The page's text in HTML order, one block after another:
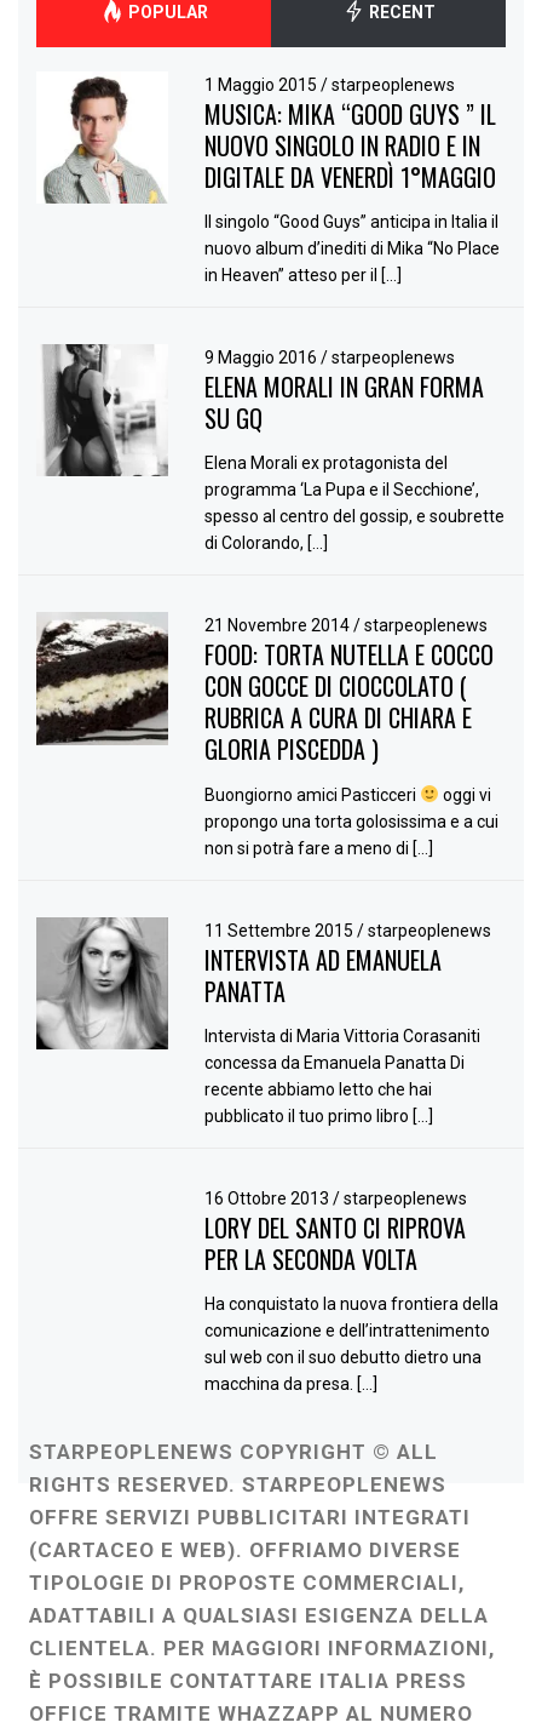
POPULAR RECENT
1 Maggio 2015/ starpeoplenews
MUSICA: MIKA “GOOD GUYS ” IL
NUOVO SINGOLO IN RADIO E IN
DIGITALE DA VENERDÌ 1°MAGGIO
Il singolo “Good Guys” anticipa in Italia il
nuovo album d’inediti di Mika “No Place
in Heaven” atteso per il […]
9 Maggio 2016/ starpeoplenews
ELENA MORALI IN GRAN FORMA
SU GQ
Elena Morali ex protagonista del
programma ‘La Pupa e il Secchione’,
spesso al centro del gossip, e soubrette
di Colorando, […]
21 Novembre 2014/ starpeoplenews
FOOD: TORTA NUTELLA E COCCO
CON GOCCE DI CIOCCOLATO (
RUBRICA A CURA DI CHIARA E
GLORIA PISCEDDA )
Buongiorno amici Pasticceri
oggi vi
propongo una torta golosissima e a cui
non si potrà fare a meno di […]
11 Settembre 2015/ starpeoplenews
INTERVISTA AD EMANUELA
PANATTA
Intervista di Maria Vittoria Corasaniti
concessa da Emanuela Panatta Di
recente abbiamo letto che hai
pubblicato il tuo primo libro […]
16 Ottobre 2013/ starpeoplenews
LORY DEL SANTO CI RIPROVA
PER LA SECONDA VOLTA
Ha conquistato la nuova frontiera della
comunicazione e dell’intrattenimento
sul web con il suo debutto dietro una
macchina da presa. […]
STARPEOPLENEWS COPYRIGHT © ALL
RIGHTS RESERVED. STARPEOPLENEWS
OFFRE SERVIZI PUBBLICITARI INTEGRATI
(CARTACEO E WEB). OFFRIAMO DIVERSE
TIPOLOGIE DI PROPOSTE COMMERCIALI,
ADATTABILI A QUALSIASI ESIGENZA DELLA
CLIENTELA. PER MAGGIORI INFORMAZIONI,
È POSSIBILE CONTATTARE ITALIA PRESS
OFFICE TRAMITE WHAZZAPP AL NUMERO